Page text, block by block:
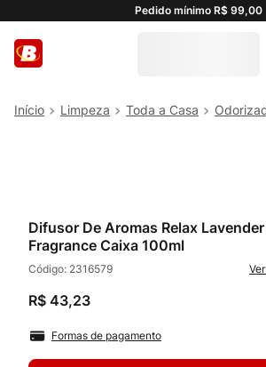
Pedido mínimo R$ 99,00
Limpeza Toda a Casa
Difusor De Aromas Relax
Fragrance Caixa 100ml
Código: 2316579
R$ 43,23
Formas de pagamento